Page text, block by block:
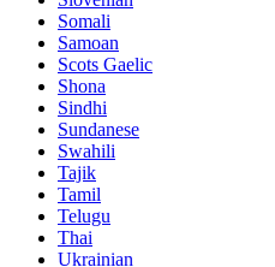
Somali
Samoan
Scots Gaelic
Shona
Sindhi
Sundanese
Swahili
Tajik
Tamil
Telugu
Thai
Ukrainian